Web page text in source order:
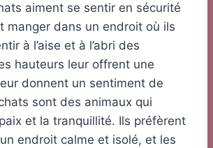
aiment se sentir en sécurité
manger dans un endroit où ils
à l’aise et à l’abri des
hauteurs leur offrent une
donnent un sentiment de
sont des animaux qui
et la tranquillité. Ils préfèrent
endroit calme et isolé, et les